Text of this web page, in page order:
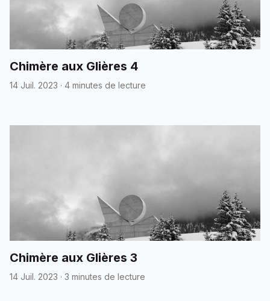
Chimère aux Glières 4
14 Juil. 2023 · 4 minutes de lecture
Chimère aux Glières 3
14 Juil. 2023 · 3 minutes de lecture